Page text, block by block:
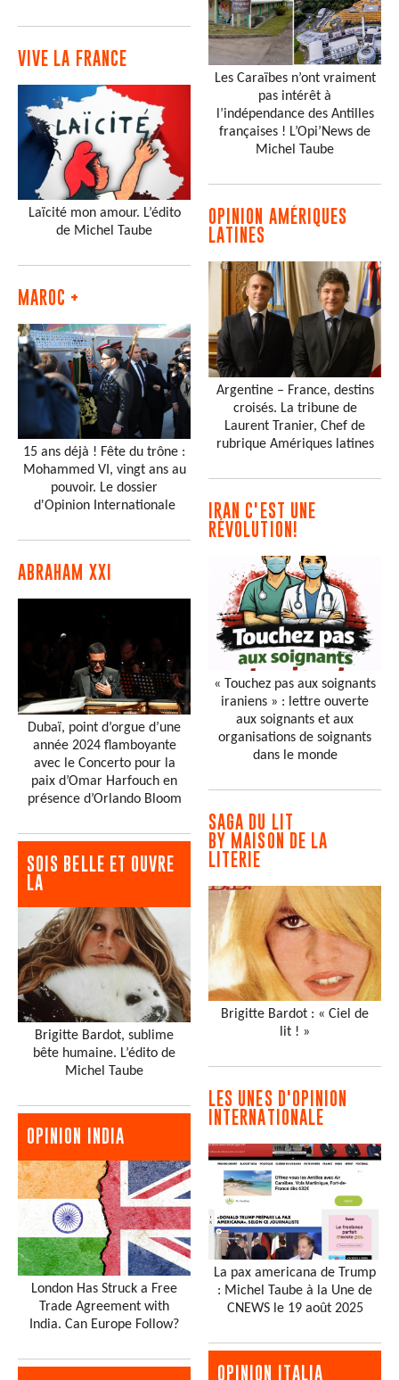
VIVE LA FRANCE
Laïcité mon amour. L’édito
de Michel Taube
MAROC +
15 ans déjà ! Fête du trône :
Mohammed VI, vingt ans au
pouvoir. Le dossier
d'Opinion Internationale
ABRAHAM XXI
Dubaï, point d’orgue d’une
année 2024 flamboyante
avec le Concerto pour la
paix d’Omar Harfouch en
présence d’Orlando Bloom
SOIS BELLE ET OUVRE
LA
Brigitte Bardot, sublime
bête humaine. L’édito de
Michel Taube
OPINION INDIA
London Has Struck a Free
Trade Agreement with
India. Can Europe Follow?
Les Caraïbes n’ont vraiment
pas intérêt à
l’indépendance des Antilles
françaises ! L’Opi’News de
Michel Taube
OPINION AMÉRIQUES
LATINES
Argentine – France, destins
croisés. La tribune de
Laurent Tranier, Chef de
rubrique Amériques latines
IRAN C'EST UNE
RÉVOLUTION!
« Touchez pas aux soignants
iraniens » : lettre ouverte
aux soignants et aux
organisations de soignants
dans le monde
SAGA DU LIT
BY MAISON DE LA
LITERIE
Brigitte Bardot : « Ciel de
lit ! »
LES UNES D'OPINION
INTERNATIONALE
La pax americana de Trump
: Michel Taube à la Une de
CNEWS le 19 août 2025
OPINION ITALIA